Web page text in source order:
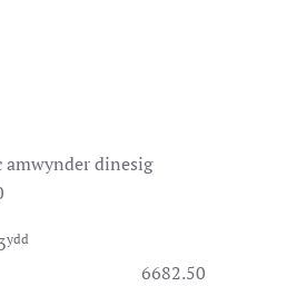
Adnau
amwynder dinesig
ydd